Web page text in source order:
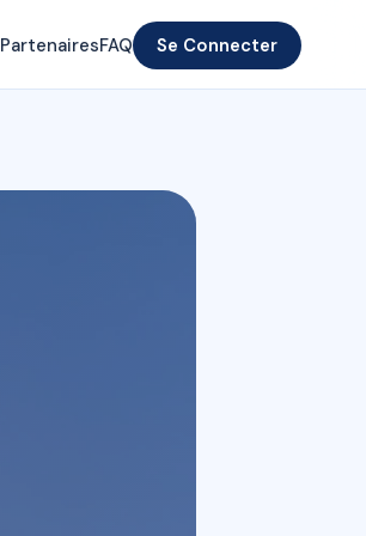
PartenairesFAQ Se Connecter